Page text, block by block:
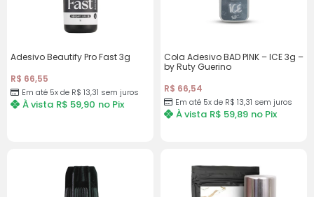
8x deR$9,37
juros
74,96
R$
com
R$75,69
R$76,50
11x deR$7,02
juros
R$77,22
Adesivo Beautify Pro Fast 3g
R$ 66,55
Em até 5x de R$ 13,31 sem juros
À vista R$ 59,90 no Pix
Cola Adesivo BAD PINK – ICE 3g –
by Ruty Guerino
R$ 66,54
Em até 5x de R$ 13,31 sem juros
À vista R$ 59,89 no Pix